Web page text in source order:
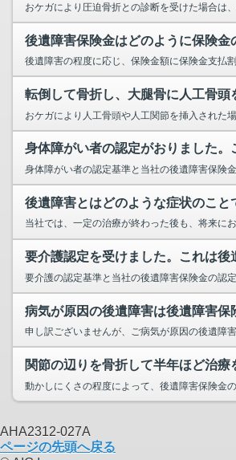
後遺障害とはどのような症状のこと
AHA2312-027A
ページの先頭へ戻る